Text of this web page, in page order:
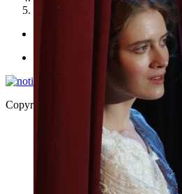
Politica de utilizare cookies
Politica de confidențialitate
Copyright © 2026 | WordPress Theme